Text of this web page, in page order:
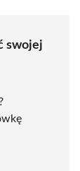
swojej